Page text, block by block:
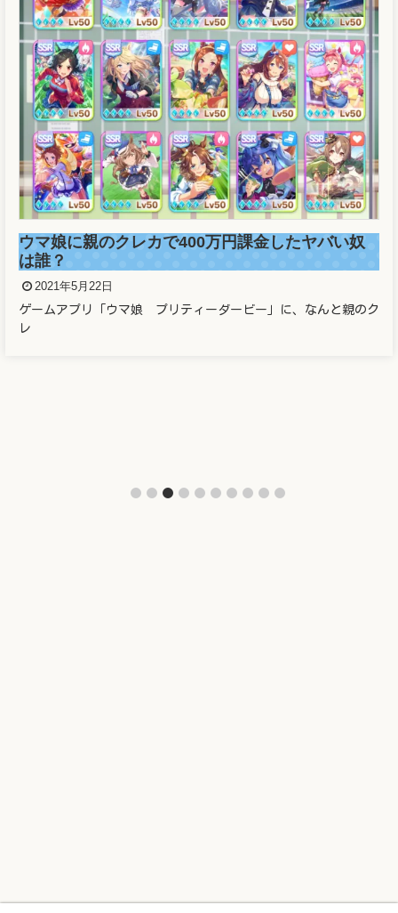
ウマ娘に親のクレカで400万円課金したヤバい奴
は誰？
2021年5月22日
ゲームアプリ「ウマ娘 プリティーダービー」に、なんと親のク
レ